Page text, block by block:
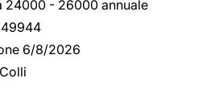
24000 - 26000 annuale
6/8/2026